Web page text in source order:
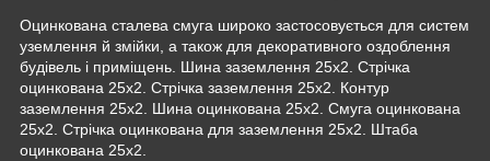
Оцинкована сталева смуга широко застосовується для систем
уземлення й змійки, а також для декоративного оздоблення
будівель і приміщень. Шина заземлення 25х2. Стрічка
оцинкована 25х2. Стрічка заземлення 25х2. Контур
заземлення 25х2. Шина оцинкована 25х2. Смуга оцинкована
25х2. Стрічка оцинкована для заземлення 25х2. Штаба
оцинкована 25х2.